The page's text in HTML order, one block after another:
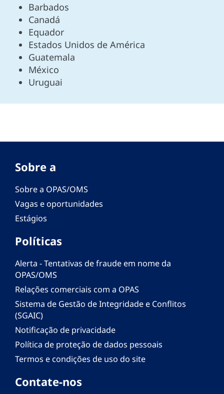
Barbados
Canadá
Equador
Estados Unidos de América
Guatemala
México
Uruguai
Sobre a
Sobre a OPAS/OMS
Vagas e oportunidades
Estágios
Políticas
Alerta - Tentativas de fraude em nome da
OPAS/OMS
Relações comerciais com a OPAS
Sistema de Gestão de Integridade e Conflitos
(SGAIC)
Notificação de privacidade
Política de proteção de dados pessoais
Termos e condições de uso do site
Contate-nos